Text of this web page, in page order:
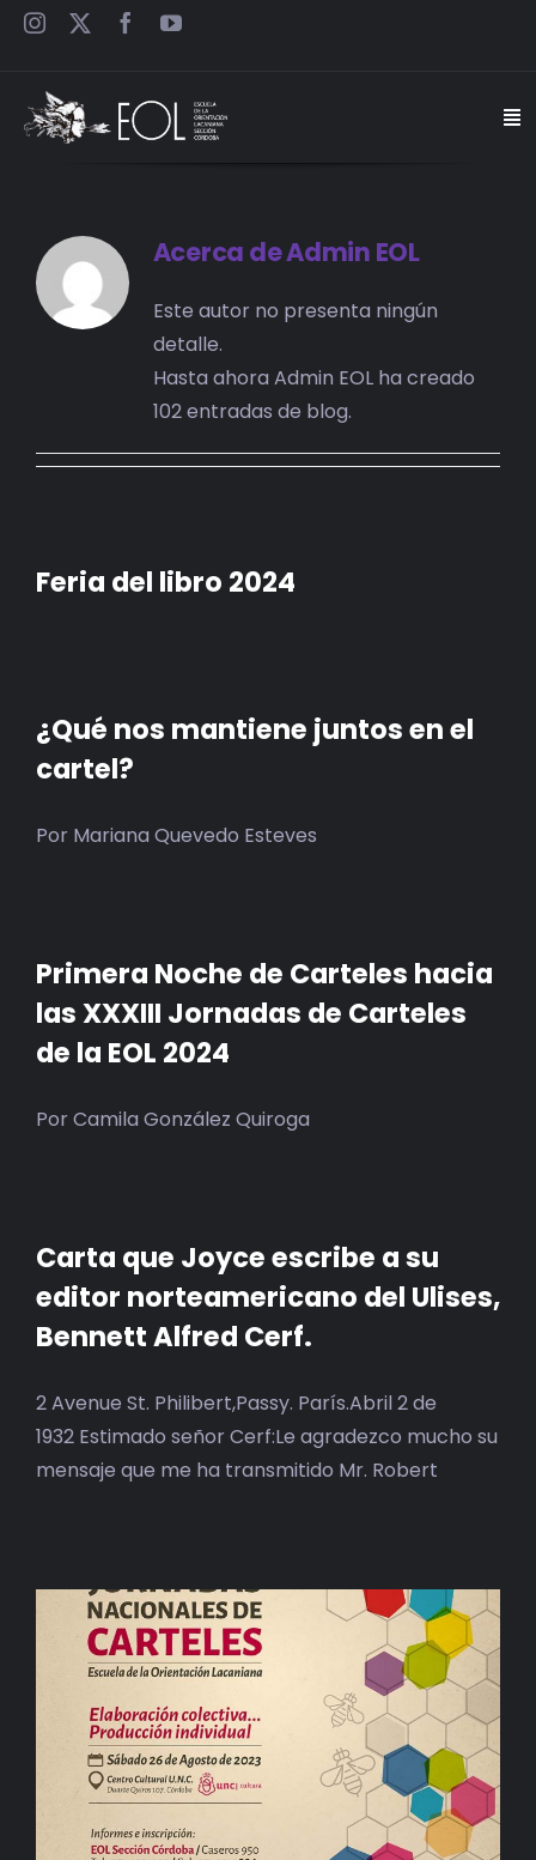
Saltar
Acerca deAdmin EOL
Este autor no presenta ningún
detalle.
Hasta ahora Admin EOL ha creado
102 entradas de blog.
Feria del libro 2024
¿Qué nos mantiene juntos en el
cartel?
Por Mariana Quevedo Esteves
Primera Noche de Carteles hacia
las XXXIII Jornadas de Carteles
de la EOL 2024
Por Camila González Quiroga
Carta que Joyce escribe a su
editor norteamericano del Ulises,
Bennett Alfred Cerf.
2 Avenue St. Philibert,Passy. París.Abril 2 de
1932 Estimado señor Cerf:Le agradezco mucho su
mensaje que me ha transmitido Mr. Robert